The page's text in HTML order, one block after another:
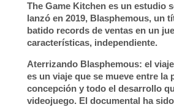
The Game Kitchen es un estudio
lanzó en 2019, Blasphemous, un
batido records de ventas en un
características, independiente.
Aterrizando Blasphemous: el
es un viaje que se mueve entre la
concepción y todo el desarrollo
videojuego. El documental ha